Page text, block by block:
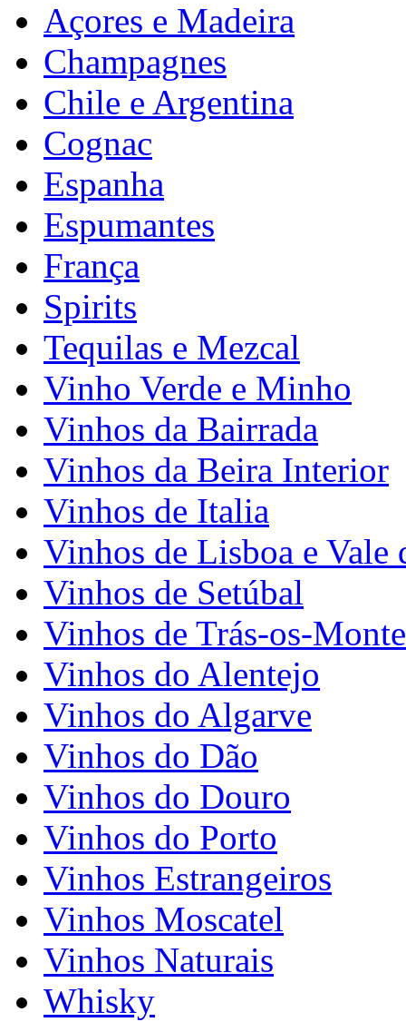
Açores e Madeira
Champagnes
Chile e Argentina
Cognac
Espanha
Espumantes
França
Spirits
Tequilas e Mezcal
Vinho Verde e Minho
Vinhos da Bairrada
Vinhos da Beira Interior
Vinhos de Italia
Vinhos de Lisboa e Vale
Vinhos de Setúbal
Vinhos de Trás-os-
Vinhos do Alentejo
Vinhos do Algarve
Vinhos do Dão
Vinhos do Douro
Vinhos do Porto
Vinhos Estrangeiros
Vinhos Moscatel
Vinhos Naturais
Whisky